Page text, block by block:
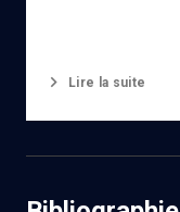
Lire la suite